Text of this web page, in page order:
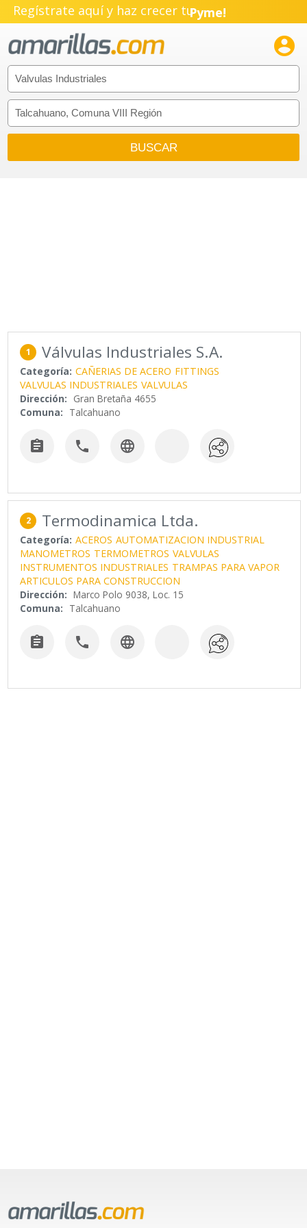
Regístrate aquí y haz crecer tuPyme!
Emprendimiento!

1 Válvulas Industriales S.A.
Categoría: CAÑERIAS DE ACERO FITTINGS
VALVULAS INDUSTRIALES VALVULAS
Dirección: Gran Bretaña 4655
Comuna: Talcahuano
  
2 Termodinamica Ltda.
Categoría: ACEROS AUTOMATIZACION INDUSTRIAL
MANOMETROS TERMOMETROS VALVULAS
INSTRUMENTOS INDUSTRIALES TRAMPAS PARA VAPOR
ARTICULOS PARA CONSTRUCCION
Dirección: Marco Polo 9038, Loc. 15
Comuna: Talcahuano
  